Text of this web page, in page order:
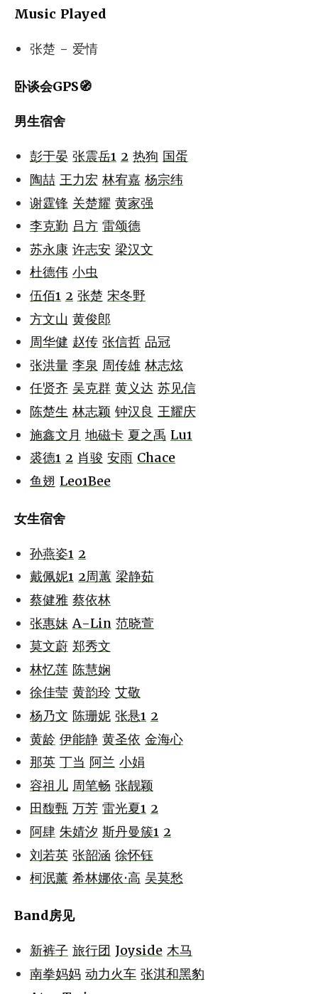
Music Played
张楚 - 爱情
卧谈会GPS🧭
男生宿舍
彭于晏 张震岳1 2 热狗 国蛋
陶喆 王力宏 林宥嘉 杨宗纬
谢霆锋 关楚耀 黄家强
李克勤 吕方 雷颂德
苏永康 许志安 梁汉文
杜德伟 小虫
伍佰1 2 张楚 宋冬野
方文山 黄俊郎
周华健 赵传 张信哲 品冠
张洪量 李泉 周传雄 林志炫
任贤齐 吴克群 黄义达 苏见信
陈楚生 林志颖 钟汉良 王耀庆
施鑫文月 地磁卡 夏之禹 Lu1
裘德1 2 肖骏 安雨 Chace
鱼翅 Leo1Bee
女生宿舍
孙燕姿1 2
戴佩妮1 2周蕙 梁静茹
蔡健雅 蔡依林
张惠妹 A-Lin 范晓萱
莫文蔚 郑秀文
林忆莲 陈慧娴
徐佳莹 黄韵玲 艾敬
杨乃文 陈珊妮 张悬1 2
黄龄 伊能静 黄圣依 金海心
那英 丁当 阿兰 小娟
容祖儿 周笔畅 张靓颖
田馥甄 万芳 雷光夏1 2
阿肆 朱婧汐 斯丹曼簇1 2
刘若英 张韶涵 徐怀钰
柯泯薰 希林娜依·高 吴莫愁
Band房见
新裤子 旅行团 Joyside 木马
南拳妈妈 动力火车 张淇和黑豹